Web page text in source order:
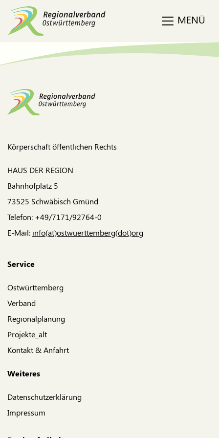
MENÜ
Körperschaft öffentlichen Rechts
HAUS DER REGION
Bahnhofplatz 5
73525 Schwäbisch Gmünd
Telefon: +49/7171/92764-0
E-Mail: info(at)ostwuerttemberg(dot)org
Service
Ostwürttemberg
Verband
Regionalplanung
Projekte_alt
Kontakt & Anfahrt
Weiteres
Datenschutzerklärung
Impressum